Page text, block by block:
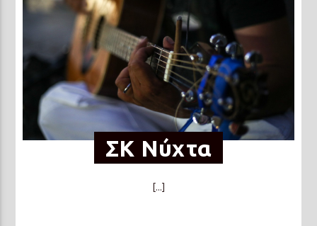
ΣΚ Νύχτα
[...]